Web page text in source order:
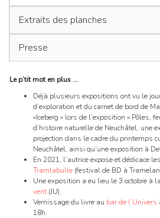
Extraits des planches
Presse
Le p’tit mot en plus …
Déjà plusieurs expositions ont vu le
d’exploration et du carnet de bord de
«Iceberg » lors de l’exposition « Pôles,
d’histoire naturelle de Neuchâtel, une
projection dans le cadre du printemps
Neuchâtel, ainsi qu’une exposition à
En 2021, l’autrice expose et dédicace
Tramlabulle (festival de BD à
Une exposition a eu lieu le 3 octobre à la
vent (JU).
Vernissage du livre au bar de l’Univers
18h.